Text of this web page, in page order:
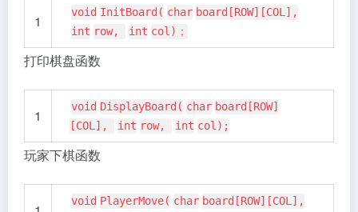
1 void InitBoard( char board[ROW][COL],
int row, int col)；
打印棋盘函数
1 void DisplayBoard( char board[ROW]
[COL],
int row, int col);
玩家下棋函数
void PlayerMove( char board[ROW][COL],